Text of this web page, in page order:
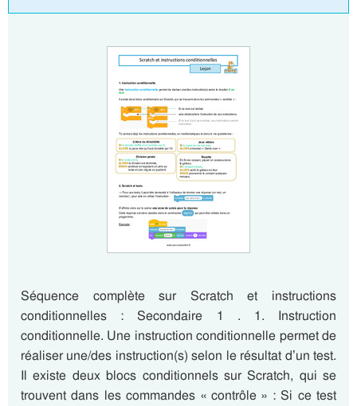
Séquence complète sur Scratch et instructions
conditionnelles : Secondaire 1 . 1. Instruction
conditionnelle. Une instruction conditionnelle permet de
réaliser une/des instruction(s) selon le résultat d’un test.
Il existe deux blocs conditionnels sur Scratch, qui se
trouvent dans les commandes « contrôle » : Si ce test